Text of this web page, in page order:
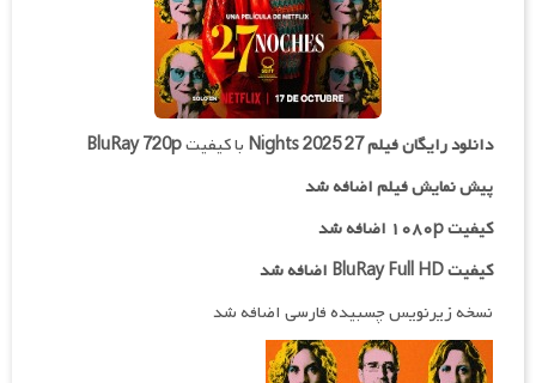
دانلود رایگان فیلم27 Nights 2025 با کیفیتBluRay 720p
پیش نمایش فیلم اضافه شد
کیفیت ۱۰۸۰p اضافه شد
کیفیت BluRay Full HD اضافه شد
نسخه زیرنویس چسبیده فارسی اضافه شد